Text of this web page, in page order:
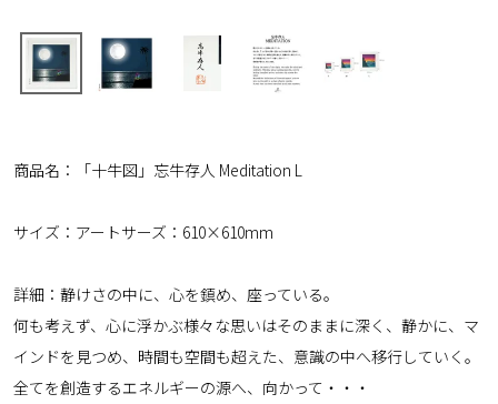
商品名：「十牛図」忘牛存人 Meditation L
サイズ：アートサーズ：610×610mm
詳細：静けさの中に、心を鎮め、座っている。
何も考えず、心に浮かぶ様々な思いはそのままに深く、静かに、マ
インドを見つめ、時間も空間も超えた、意識の中へ移行していく。
全てを創造するエネルギーの源へ、向かって・・・